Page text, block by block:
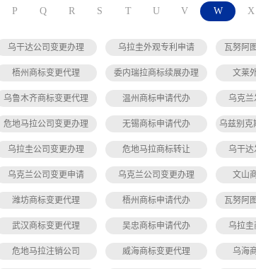
P Q R S T U V W X
乌干达公司变更办理 乌拉圭外观专利申请 瓦努阿
梧州商标变更代理 委内瑞拉商标续展办理 文莱
乌鲁木齐商标变更代理 温州商标申请代办 乌克兰
危地马拉公司变更办理 无锡商标申请代办
乌拉圭公司变更办理 危地马拉商标转让 乌干达
乌克兰公司变更申请 乌克兰公司变更办理 文山
潍坊商标变更代理 梧州商标申请代办 瓦努阿
武汉商标变更代理 吴忠商标申请代办 乌拉圭
危地马拉注销公司 威海商标变更代理 乌海